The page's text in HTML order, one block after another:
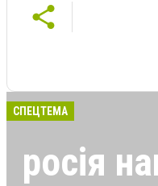
СПЕЦТЕМА
росія